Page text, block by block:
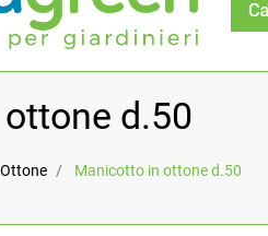
d.50
Ottone Manicotto in ottone d.50